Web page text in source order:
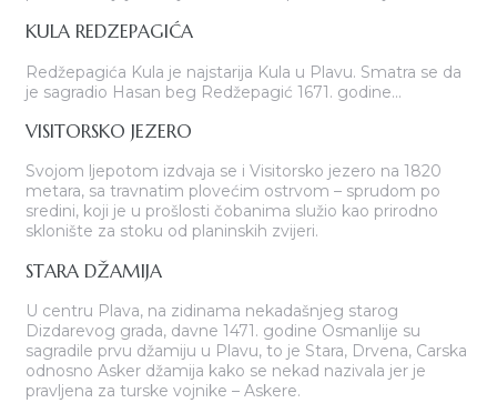
KULA REDZEPAGIĆA
Redžepagića Kula je najstarija Kula u Plavu. Smatra se da
je sagradio Hasan beg Redžepagić 1671. godine...
VISITORSKO JEZERO
Svojom ljepotom izdvaja se i Visitorsko jezero na 1820
metara, sa travnatim plovećim ostrvom – sprudom po
sredini, koji je u prošlosti čobanima služio kao prirodno
sklonište za stoku od planinskih zvijeri.
STARA DŽAMIJA
U centru Plava, na zidinama nekadašnjeg starog
Dizdarevog grada, davne 1471. godine Osmanlije su
sagradile prvu džamiju u Plavu, to je Stara, Drvena, Carska
odnosno Asker džamija kako se nekad nazivala jer je
pravljena za turske vojnike – Askere.